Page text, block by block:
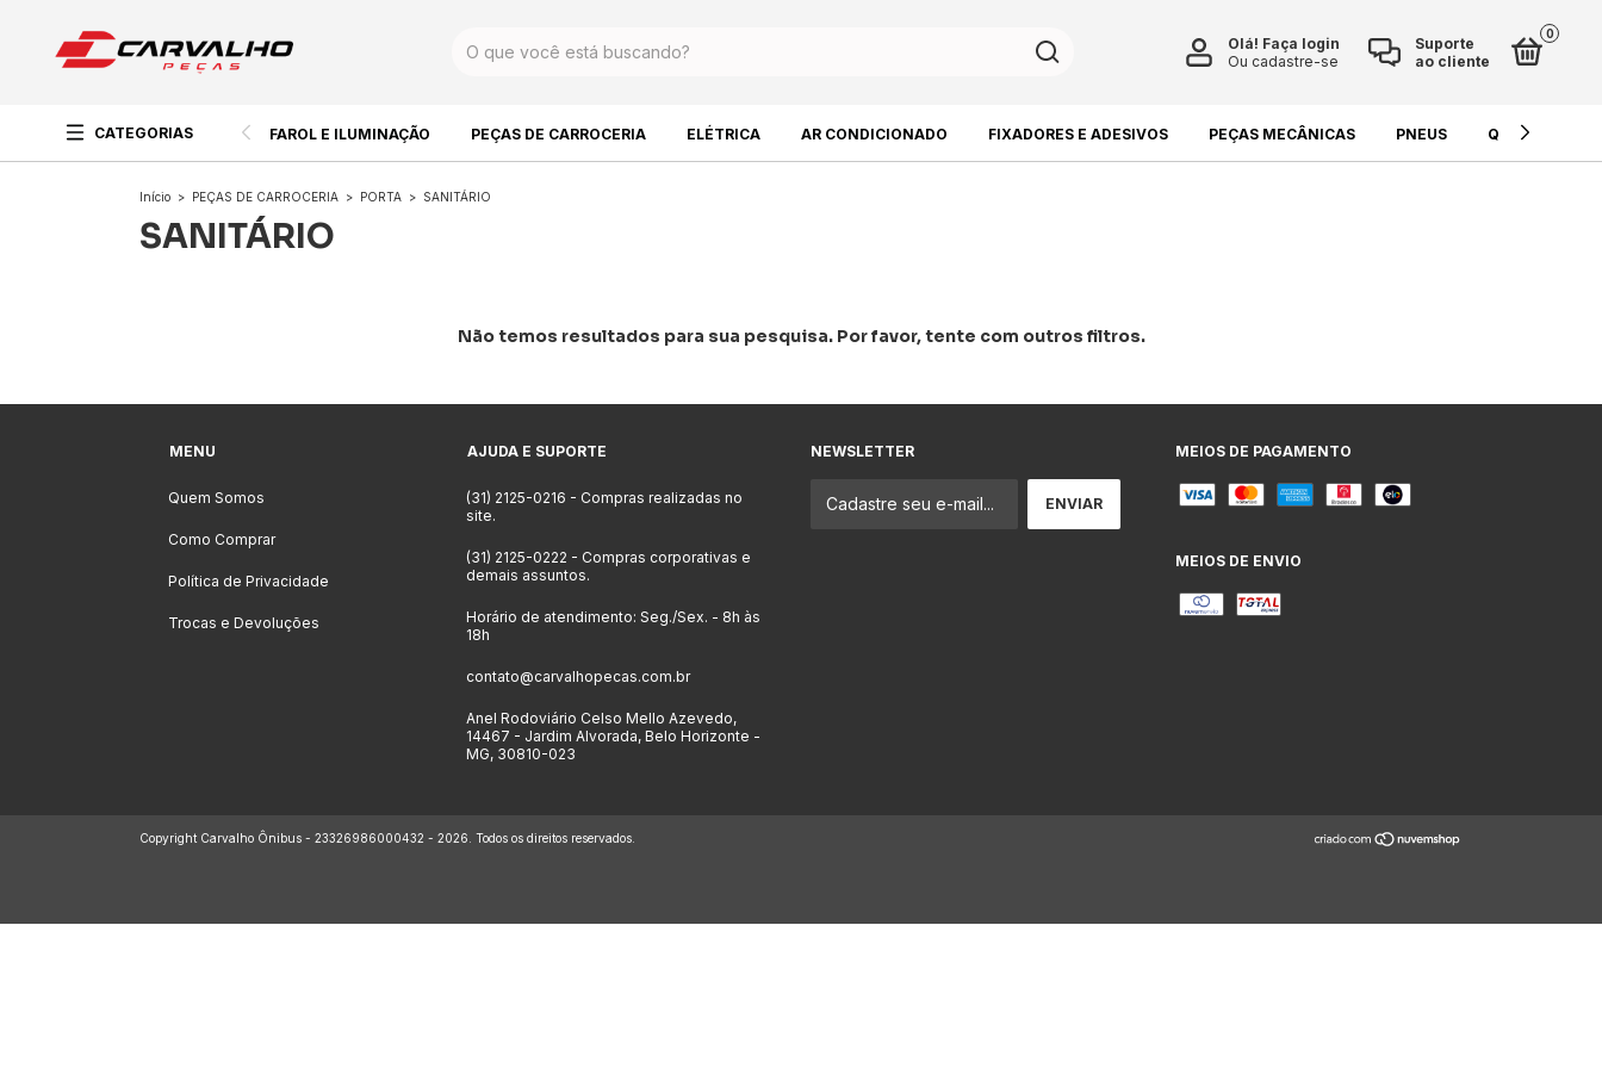
Suporte
ao cliente
Olá! Faça login
Ou cadastre-se
0
CATEGORIAS FAROL E ILUMINAÇÃO PEÇAS DE CARROCERIA ELÉTRICA AR CONDICIONADO FIXADORES E ADESIVOS PEÇAS MECÂNICAS PNEUS QUÍMICOS E
Início > PEÇAS DE CARROCERIA > PORTA > SANITÁRIO
SANITÁRIO
Não temos resultados para sua pesquisa. Por favor, tente com outros filtros.
MENU
Quem Somos
Como Comprar
Política de Privacidade
Trocas e Devoluções
AJUDA E SUPORTE
(31) 2125-0216 - Compras realizadas no
site.
(31) 2125-0222 - Compras corporativas e
demais assuntos.
Horário de atendimento: Seg./Sex. - 8h às
18h
contato@carvalhopecas.com.br
Anel Rodoviário Celso Mello Azevedo,
14467 - Jardim Alvorada, Belo Horizonte -
MG, 30810-023
NEWSLETTER MEIOS DE PAGAMENTO
MEIOS DE ENVIO
Copyright Carvalho Ônibus - 23326986000432 - 2026. Todos os direitos reservados.